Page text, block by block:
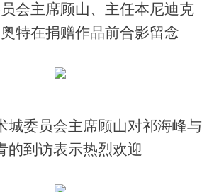
会主席顾山、主任本尼迪克
特在捐赠作品前合影留念
城委员会主席顾山对祁海峰与
的到访表示热烈欢迎